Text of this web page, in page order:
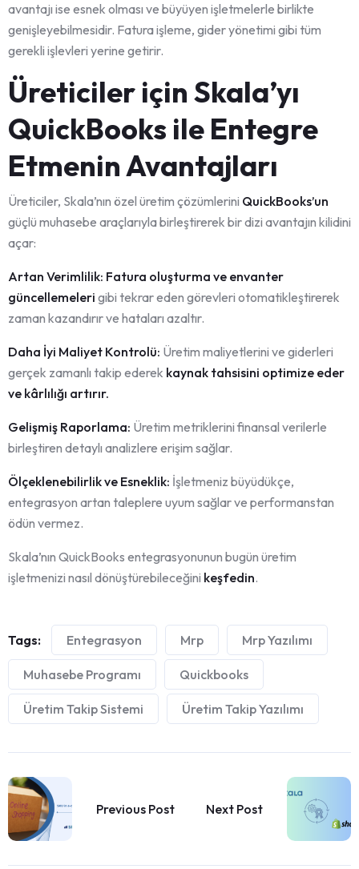
avantajı ise esnek olması ve büyüyen işletmelerle birlikte
genişleyebilmesidir. Fatura işleme, gider yönetimi gibi tüm
gerekli işlevleri yerine getirir.
Üreticiler için Skala’yı
QuickBooks ile Entegre
Etmenin Avantajları
Üreticiler, Skala’nın özel üretim çözümlerini QuickBooks’un
güçlü muhasebe araçlarıyla birleştirerek bir dizi avantajın kilidini
açar:
Artan Verimlilik: Fatura oluşturma ve envanter
güncellemeleri gibi tekrar eden görevleri otomatikleştirerek
zaman kazandırır ve hataları azaltır.
Daha İyi Maliyet Kontrolü: Üretim maliyetlerini ve giderleri
gerçek zamanlı takip ederek kaynak tahsisini optimize eder
ve kârlılığı artırır.
Gelişmiş Raporlama: Üretim metriklerini finansal verilerle
birleştiren detaylı analizlere erişim sağlar.
Ölçeklenebilirlik ve Esneklik: İşletmeniz büyüdükçe,
entegrasyon artan taleplere uyum sağlar ve performanstan
ödün vermez.
Skala’nın QuickBooks entegrasyonunun bugün üretim
işletmenizi nasıl dönüştürebileceğini keşfedin.
Tags: Entegrasyon Mrp Mrp Yazılımı
Muhasebe Programı Quickbooks
Üretim Takip Sistemi Üretim Takip Yazılımı
Previous Post Next Post